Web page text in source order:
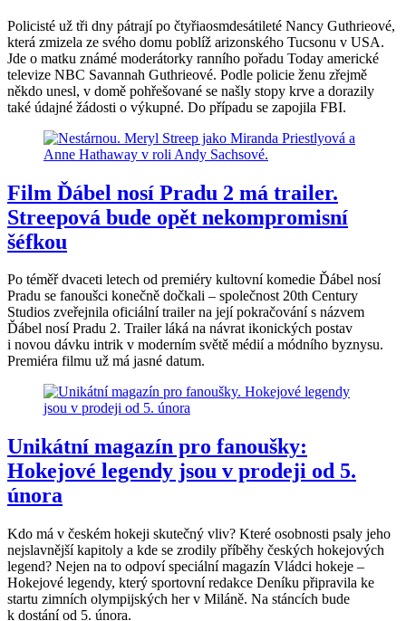
Policisté už tři dny pátrají po čtyřiaosmdesátileté Nancy Guthrieové,
která zmizela ze svého domu poblíž arizonského Tucsonu v USA.
Jde o matku známé moderátorky ranního pořadu Today americké
televize NBC Savannah Guthrieové. Podle policie ženu zřejmě
někdo unesl, v domě pohřešované se našly stopy krve a dorazily
také údajné žádosti o výkupné. Do případu se zapojila FBI.
Film Ďábel nosí Pradu 2 má trailer.
Streepová bude opět nekompromisní
šéfkou
Po téměř dvaceti letech od premiéry kultovní komedie Ďábel nosí
Pradu se fanoušci konečně dočkali – společnost 20th Century
Studios zveřejnila oficiální trailer na její pokračování s názvem
Ďábel nosí Pradu 2. Trailer láká na návrat ikonických postav
i novou dávku intrik v moderním světě médií a módního byznysu.
Premiéra filmu už má jasné datum.
Unikátní magazín pro fanoušky:
Hokejové legendy jsou v prodeji od 5.
února
Kdo má v českém hokeji skutečný vliv? Které osobnosti psaly jeho
nejslavnější kapitoly a kde se zrodily příběhy českých hokejových
legend? Nejen na to odpoví speciální magazín Vládci hokeje –
Hokejové legendy, který sportovní redakce Deníku připravila ke
startu zimních olympijských her v Miláně. Na stáncích bude
k dostání od 5. února.